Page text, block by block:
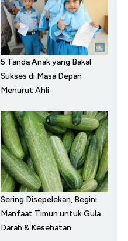
5 Tanda Anak yang Bakal
Sukses di Masa Depan
Menurut Ahli
Sering Disepelekan, Begini
Manfaat Timun untuk Gula
Darah & Kesehatan